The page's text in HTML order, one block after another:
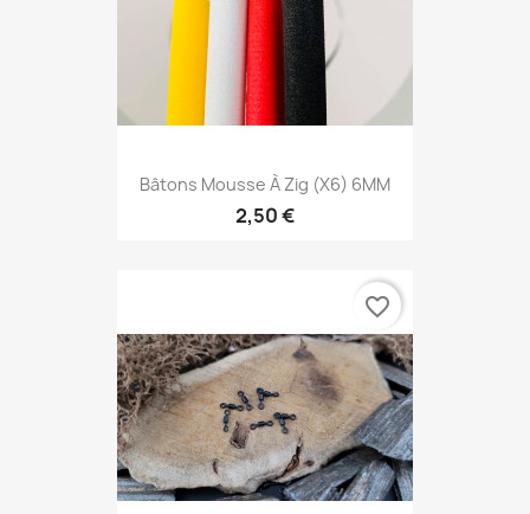
Bâtons Mousse À Zig (X6) 6MM
2,50 €
favorite_border